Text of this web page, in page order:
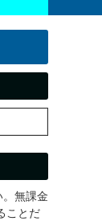
無課金
ことだ